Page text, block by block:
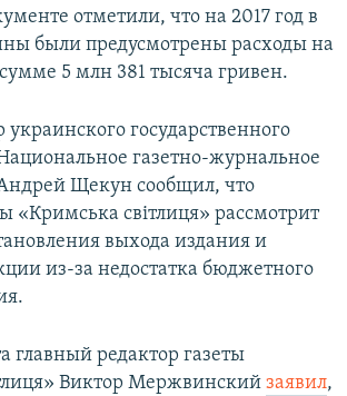
отметили, что на 2017 год в
были предусмотрены расходы на
сумме 5 млн 381 тысяча гривен.
государственного
газетно-журнальное
Андрей Щекун сообщил, что
«Кримська світлиця» рассмотрит
выхода издания и
из-за недостатка бюджетного
главный редактор газеты
Виктор Мержвинский заявил,